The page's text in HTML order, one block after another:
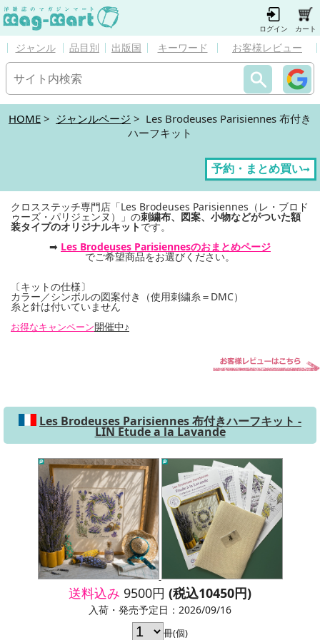
ログイン カート
ジャンル 品目別 出版国 キーワード お客様レビュー
HOME > ジャンルページ > Les Brodeuses Parisiennes 布付き
ハーフキット
予約・まとめ買い→
クロスステッチ専門店「Les Brodeuses Parisiennes（レ・ブロド
ゥーズ・パリジェンヌ）」の刺繍布、図案、小物などがついた額
装タイプのオリジナルキットです。
➡ Les Brodeuses Parisiennesのおまとめページ
でご希望商品をお選びください。
〔キットの仕様〕
カラー／シンボルの図案付き（使用刺繍糸＝DMC）
糸と針は付いていません
お得なキャンペーン開催中♪
Les Brodeuses Parisiennes 布付きハーフキット -
LIN Etude a la Lavande
送料込み 9500円 (税込10450円)
入荷・発売予定日：2026/09/16
冊(個)